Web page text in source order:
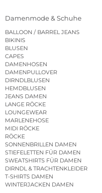
Damenmode & Schuhe
BALLOON / BARREL JEANS
BIKINIS
BLUSEN
CAPES
DAMENHOSEN
DAMENPULLOVER
DIRNDLBLUSEN
HEMDBLUSEN
JEANS DAMEN
LANGE RÖCKE
LOUNGEWEAR
MARLENEHOSE
MIDI RÖCKE
RÖCKE
SONNENBRILLEN DAMEN
STIEFELETTEN FÜR DAMEN
SWEATSHIRTS FÜR DAMEN
DIRNDL & TRACHTENKLEIDER
T-SHIRTS DAMEN
WINTERJACKEN DAMEN